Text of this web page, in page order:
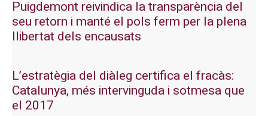
Puigdemont reivindica la transparència del
seu retorn i manté el pols ferm per la plena
llibertat dels encausats
L’estratègia del diàleg certifica el fracàs:
Catalunya, més intervinguda i sotmesa que
el 2017